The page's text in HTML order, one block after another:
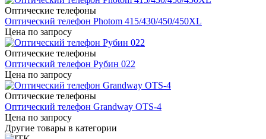
Оптические телефоны
Оптический телефон Photom 415/430/450/450XL
Цена по запросу
Оптические телефоны
Оптический телефон Рубин 022
Цена по запросу
Оптические телефоны
Оптический телефон Grandway OTS-4
Цена по запросу
Другие товары в категории